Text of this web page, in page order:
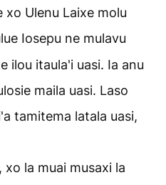
xo Ulenu Laixe molu
Iosepu ne mulavu
ilou itaula'i uasi. Ia anu
maila uasi. Laso
tamitema latala uasi,
la muai musaxi la